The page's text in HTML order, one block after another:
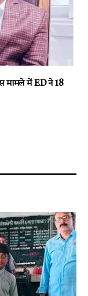
मामले में ED ने 18